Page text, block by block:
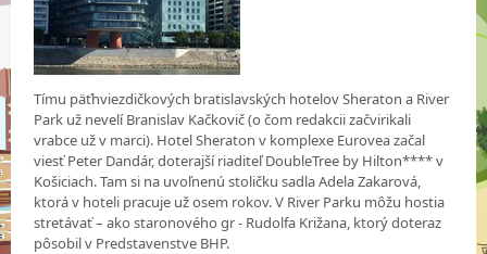
Tímu päťhviezdičkových bratislavských hotelov Sheraton a River
Park už nevelí Branislav Kačkovič (o čom redakcii začvirikali
vrabce už v marci). Hotel Sheraton v komplexe Eurovea začal
viesť Peter Dandár, doterajší riaditeľ DoubleTree by Hilton**** v
Košiciach. Tam si na uvoľnenú stoličku sadla Adela Zakarová,
ktorá v hoteli pracuje už osem rokov. V River Parku môžu hostia
stretávať – ako staronového gr - Rudolfa Križana, ktorý doteraz
pôsobil v Predstavenstve BHP.